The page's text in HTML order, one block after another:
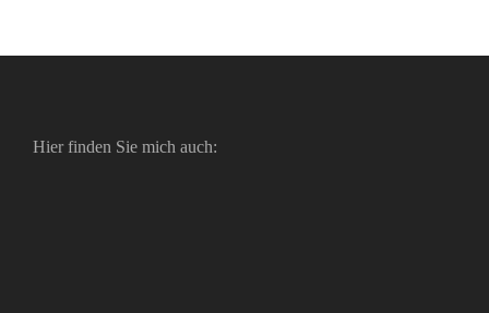
Hier finden Sie mich auch: